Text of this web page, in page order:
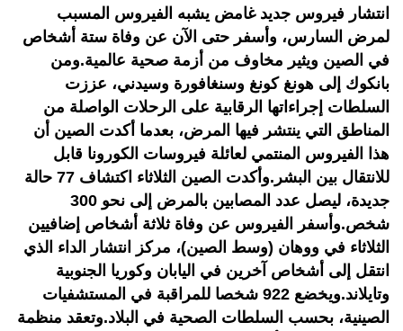
انتشار فيروس جديد غامض يشبه الفيروس المسبب
لمرض السارس، وأسفر حتى الآن عن وفاة ستة أشخاص
في الصين ويثير مخاوف من أزمة صحية عالمية.ومن
بانكوك إلى هونغ كونغ وسنغافورة وسيدني، عززت
السلطات إجراءاتها الرقابية على الرحلات الواصلة من
المناطق التي ينتشر فيها المرض، بعدما أكدت الصين أن
هذا الفيروس المنتمي لعائلة فيروسات الكورونا قابل
للانتقال بين البشر.وأكدت الصين الثلاثاء اكتشاف 77 حالة
جديدة، ليصل عدد المصابين بالمرض إلى نحو 300
شخص.وأسفر الفيروس عن وفاة ثلاثة أشخاص إضافيين
الثلاثاء في ووهان (وسط الصين)، مركز انتشار الداء الذي
انتقل إلى أشخاص آخرين في اليابان وكوريا الجنوبية
وتايلاند.ويخضع 922 شخصا للمراقبة في المستشفيات
الصينية، بحسب السلطات الصحية في البلاد.وتعقد منظمة